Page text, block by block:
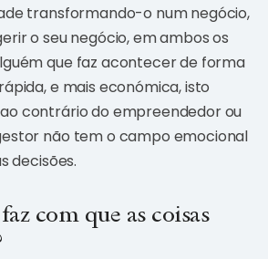
transformando-o num negócio,
o seu negócio, em ambos os
que faz acontecer de forma
e mais económica, isto
contrário do empreendedor ou
não tem o campo emocional
decisões.
com que as coisas